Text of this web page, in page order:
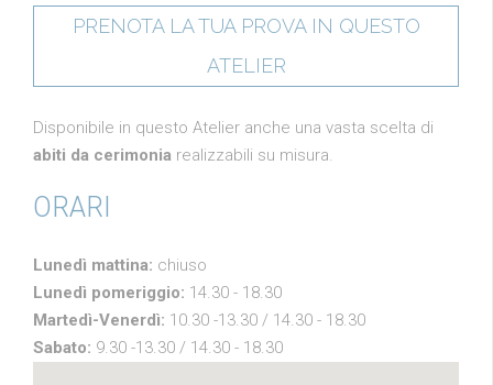
PRENOTA LA TUA PROVA IN QUESTO
ATELIER
Disponibile in questo Atelier anche una vasta scelta di
abiti da cerimonia realizzabili su misura.
ORARI
Lunedì mattina: chiuso
Lunedì pomeriggio: 14.30 - 18.30
Martedì-Venerdì: 10.30 -13.30 / 14.30 - 18.30
Sabato: 9.30 -13.30 / 14.30 - 18.30